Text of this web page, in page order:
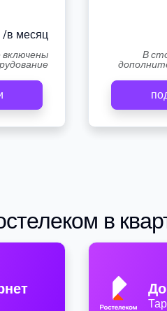
в месяц
В
в